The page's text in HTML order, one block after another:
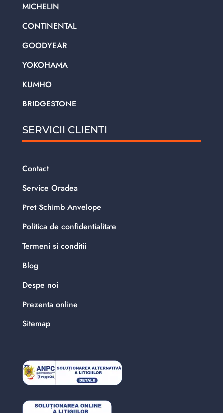
MICHELIN
CONTINENTAL
GOODYEAR
YOKOHAMA
KUMHO
BRIDGESTONE
SERVICII CLIENTI
Contact
Service Oradea
Pret Schimb Anvelope
Politica de confidentialitate
Termeni si conditii
Blog
Despe noi
Prezenta online
Sitemap